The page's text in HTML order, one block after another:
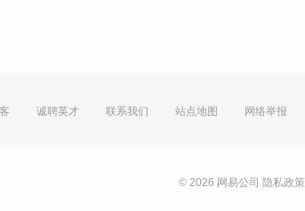
诚聘英才 联系我们 站点地图 网络举报
© 2026 网易公司 隐私政策